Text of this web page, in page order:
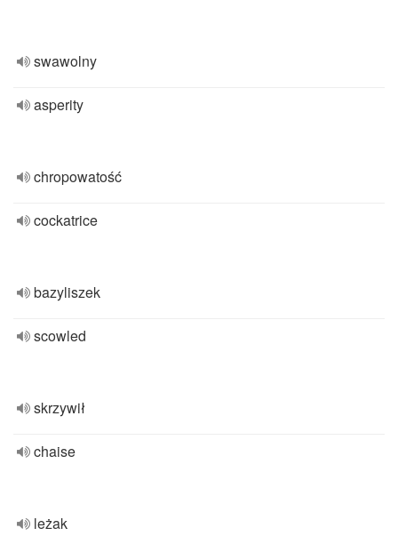
swawolny
asperity
chropowatość
cockatrice
bazyliszek
scowled
skrzywił
chaise
leżak